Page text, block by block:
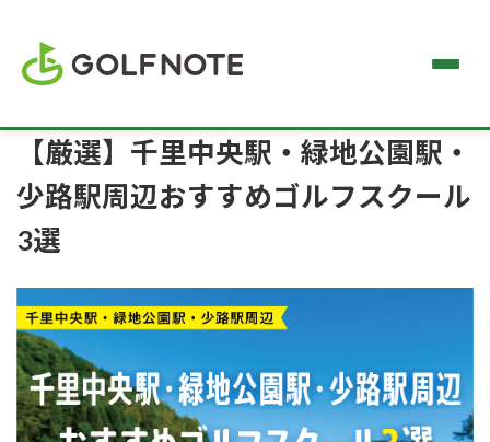
【厳選】千里中央駅・緑地公園駅・
少路駅周辺おすすめゴルフスクール
3選